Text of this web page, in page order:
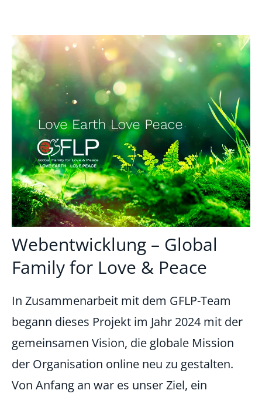
Webentwicklung – Global
Family for Love & Peace
In Zusammenarbeit mit dem GFLP-Team
begann dieses Projekt im Jahr 2024 mit der
gemeinsamen Vision, die globale Mission
der Organisation online neu zu gestalten.
Von Anfang an war es unser Ziel, ein